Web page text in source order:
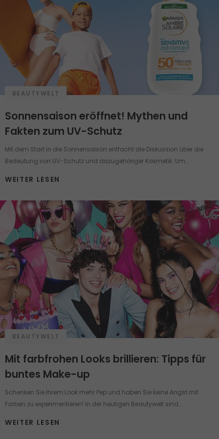
BEAUTYWELT
Sonnensaison eröffnet! Mythen und
Fakten zum UV-Schutz
Mit dem Start in die Sonnensaison entfacht die Diskussion über die
Bedeutung von UV-Schutz und dazugehöriger Kosmetik. Um
einen gut informierten Menschen in Verwirrung bringen können.
Pflegeprodukte mit UV-Schutz unter die Lupe.
WEITER LESEN
BEAUTYWELT
Mit farbfrohen Looks brillieren: Tipps für
buntes Make-up
Schenken Sie Ihrem Look mehr Pep und haben Sie keine Angst mit
Farben zu experimentieren! In der heutigen Beautywelt sind
bieten zugleich die Möglichkeit, die Schönheit zu betonen, die
WEITER LESEN